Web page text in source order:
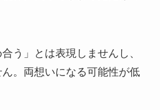
う」とは表現しませんし、
。両想いになる可能性が低